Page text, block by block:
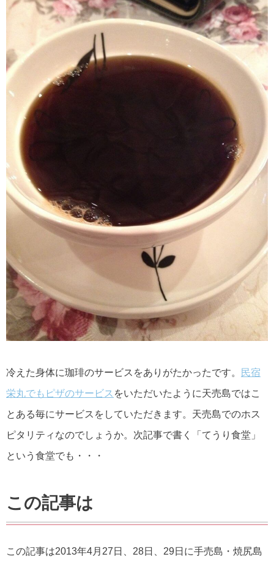
冷えた身体に珈琲のサービスをありがたかったです。
民宿
栄丸でもピザのサービス をいただいたように天売島ではこ
とある毎にサービスをしていただきます。天売島でのホス
ピタリティなのでしょうか。次記事で書く「てうり食堂」
という食堂でも・・・
この記事は
この記事は2013年4月27日、28日、29日に手売島・焼尻島